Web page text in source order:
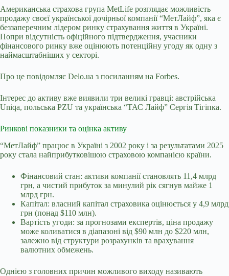
Американська страхова група MetLife розглядає можливість
продажу своєї української дочірньої компанії“МетЛайф”, яка є
беззаперечним лідером ринку страхування життя в Україні.
Попри відсутність офіційного підтвердження, учасники
фінансового ринку вже оцінюють потенційну угоду як одну з
наймасштабніших у секторі.
Про це повідомляє Delo.ua з посиланням на Forbes.
Інтерес до активу вже виявили три великі гравці: австрійська
Uniqa, польська PZU та українська “ТАС Лайф” Сергія Тігіпка.
Ринкові показники та оцінка активу
“МетЛайф” працює в Україні з 2002 року і за результатами 2025
року стала найприбутковішою страховою компанією країни.
Фінансовий стан: активи компанії становлять 11,4 млрд
грн, а чистий прибуток за минулий рік сягнув майже 1
млрд грн.
Капітал: власний капітал страховика оцінюється у 4,9 млрд
грн (понад $110 млн).
Вартість угоди: за прогнозами експертів, ціна продажу
може коливатися в діапазоні від $90 млн до $220 млн,
залежно від структури розрахунків та врахування
валютних обмежень.
Однією з головних причин можливого виходу називають